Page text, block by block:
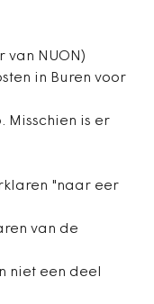
NUON)
in Buren voor
Misschien is er
"naar eer
van de
niet een deel